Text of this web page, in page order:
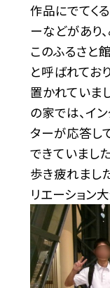
作品にでてく
ーなどがあり
このふるさと
と呼ばれてお
置かれていま
の家では、イ
ターが応答し
できていました
歩き疲れまし
リエーション